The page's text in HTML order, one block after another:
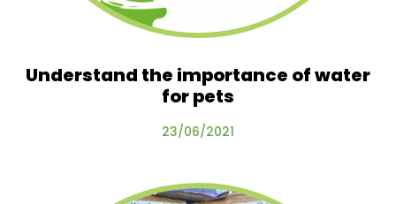
Understand the importance of water
for pets
23/06/2021